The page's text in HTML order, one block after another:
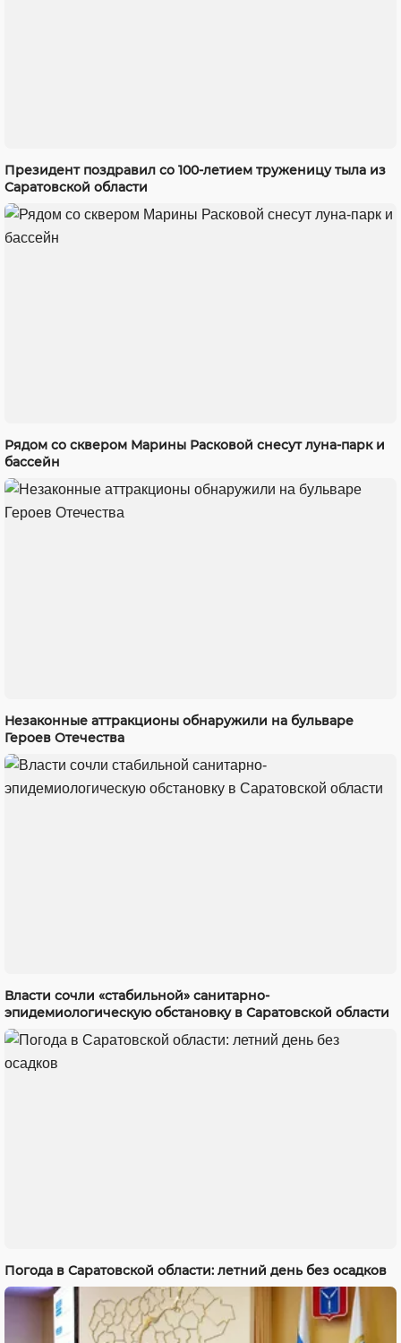
Президент поздравил со 100-летием труженицу тыла из
Саратовской области
Рядом со сквером Марины Расковой снесут луна-парк и
бассейн
Незаконные аттракционы обнаружили на бульваре
Героев Отечества
Власти сочли «стабильной» санитарно-
эпидемиологическую обстановку в Саратовской области
Погода в Саратовской области: летний день без осадков